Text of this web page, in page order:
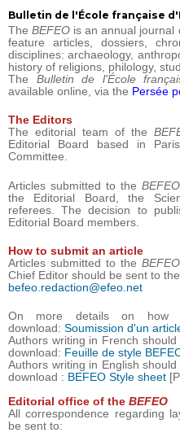
Bulletin de l'École française
TheBEFEO is an annual journal
feature articles, dossiers,
disciplines: archaeology,
history of religions, philology,
The Bulletin de l'École
available online, via the Persée
The Editors
The editorial team of the
Editorial Board based in
Committee.
Articles submitted to the BEFEO
the Editorial Board, the
referees. The decision to
Editorial Board members.
How to submit an article
Articles submitted to theBEFEO
Chief Editor should be sent to
befeo.redaction@efeo.net
On more details on how
download: Soumission d'un
Authors writing in French
download: Feuille de style
Authors writing in English
download : BEFEO Style sheet
Editorial office of the BEFEO
All correspondence regarding
be sent to: